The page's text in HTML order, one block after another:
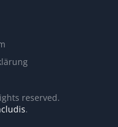
reserved.
.